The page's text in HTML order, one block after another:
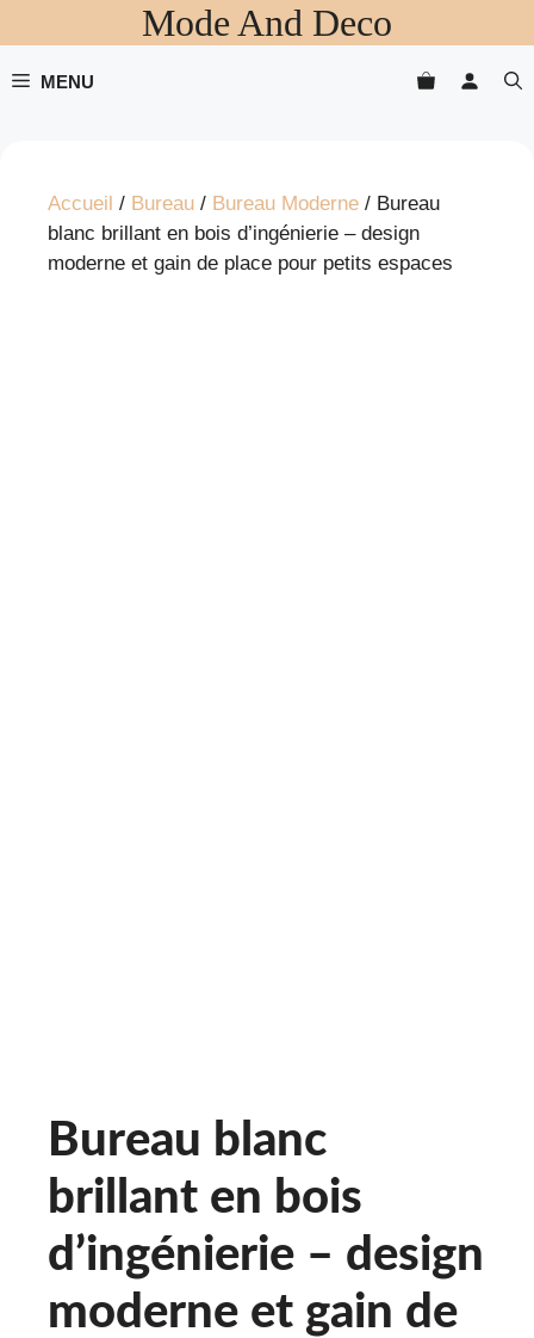
au
contenu
Mode And Deco
MENU
Accueil / Bureau / Bureau Moderne / Bureau
blanc brillant en bois d’ingénierie – design
moderne et gain de place pour petits espaces
Bureau blanc
brillant en bois
d’ingénierie – design
moderne et gain de